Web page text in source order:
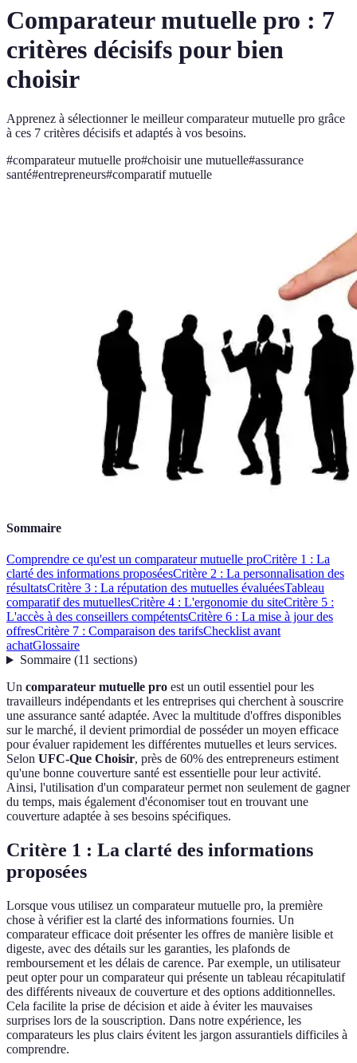
Comparateur mutuelle pro : 7
critères décisifs pour bien
choisir
Apprenez à sélectionner le meilleur comparateur mutuelle pro grâce
à ces 7 critères décisifs et adaptés à vos besoins.
#comparateur mutuelle pro#choisir une mutuelle#assurance
santé#entrepreneurs#comparatif mutuelle
Sommaire
Comprendre ce qu'est un comparateur mutuelle proCritère 1 : La
clarté des informations proposéesCritère 2 : La personnalisation des
résultatsCritère 3 : La réputation des mutuelles évaluéesTableau
comparatif des mutuellesCritère 4 : L'ergonomie du siteCritère 5 :
L'accès à des conseillers compétentsCritère 6 : La mise à jour des
offresCritère 7 : Comparaison des tarifsChecklist avant
achatGlossaire
Sommaire(11 sections)
Un comparateur mutuelle pro est un outil essentiel pour les
travailleurs indépendants et les entreprises qui cherchent à souscrire
une assurance santé adaptée. Avec la multitude d'offres disponibles
sur le marché, il devient primordial de posséder un moyen efficace
pour évaluer rapidement les différentes mutuelles et leurs services.
Selon UFC-Que Choisir, près de 60% des entrepreneurs estiment
qu'une bonne couverture santé est essentielle pour leur activité.
Ainsi, l'utilisation d'un comparateur permet non seulement de gagner
du temps, mais également d'économiser tout en trouvant une
couverture adaptée à ses besoins spécifiques.
Critère 1 : La clarté des informations
proposées
Lorsque vous utilisez un comparateur mutuelle pro, la première
chose à vérifier est la clarté des informations fournies. Un
comparateur efficace doit présenter les offres de manière lisible et
digeste, avec des détails sur les garanties, les plafonds de
remboursement et les délais de carence. Par exemple, un utilisateur
peut opter pour un comparateur qui présente un tableau récapitulatif
des différents niveaux de couverture et des options additionnelles.
Cela facilite la prise de décision et aide à éviter les mauvaises
surprises lors de la souscription. Dans notre expérience, les
comparateurs les plus clairs évitent les jargon assurantiels difficiles à
comprendre.